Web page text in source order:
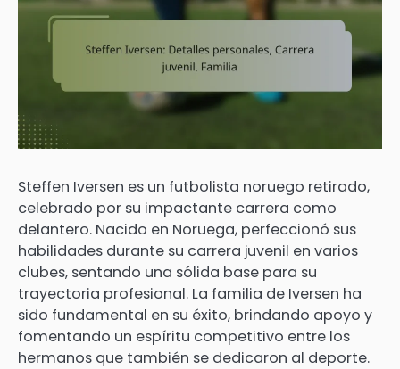
Steffen Iversen es un futbolista noruego retirado,
celebrado por su impactante carrera como
delantero. Nacido en Noruega, perfeccionó sus
habilidades durante su carrera juvenil en varios
clubes, sentando una sólida base para su
trayectoria profesional. La familia de Iversen ha
sido fundamental en su éxito, brindando apoyo y
fomentando un espíritu competitivo entre los
hermanos que también se dedicaron al deporte.